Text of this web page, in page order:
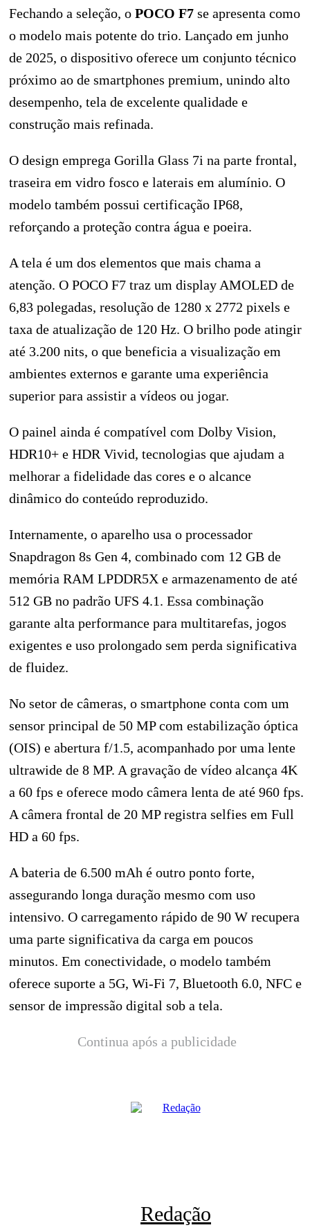
Fechando a seleção, o POCO F7 se apresenta como
o modelo mais potente do trio. Lançado em junho
de 2025, o dispositivo oferece um conjunto técnico
próximo ao de smartphones premium, unindo alto
desempenho, tela de excelente qualidade e
construção mais refinada.
O design emprega Gorilla Glass 7i na parte frontal,
traseira em vidro fosco e laterais em alumínio. O
modelo também possui certificação IP68,
reforçando a proteção contra água e poeira.
A tela é um dos elementos que mais chama a
atenção. O POCO F7 traz um display AMOLED de
6,83 polegadas, resolução de 1280 x 2772 pixels e
taxa de atualização de 120 Hz. O brilho pode atingir
até 3.200 nits, o que beneficia a visualização em
ambientes externos e garante uma experiência
superior para assistir a vídeos ou jogar.
O painel ainda é compatível com Dolby Vision,
HDR10+ e HDR Vivid, tecnologias que ajudam a
melhorar a fidelidade das cores e o alcance
dinâmico do conteúdo reproduzido.
Internamente, o aparelho usa o processador
Snapdragon 8s Gen 4, combinado com 12 GB de
memória RAM LPDDR5X e armazenamento de até
512 GB no padrão UFS 4.1. Essa combinação
garante alta performance para multitarefas, jogos
exigentes e uso prolongado sem perda significativa
de fluidez.
No setor de câmeras, o smartphone conta com um
sensor principal de 50 MP com estabilização óptica
(OIS) e abertura f/1.5, acompanhado por uma lente
ultrawide de 8 MP. A gravação de vídeo alcança 4K
a 60 fps e oferece modo câmera lenta de até 960 fps.
A câmera frontal de 20 MP registra selfies em Full
HD a 60 fps.
A bateria de 6.500 mAh é outro ponto forte,
assegurando longa duração mesmo com uso
intensivo. O carregamento rápido de 90 W recupera
uma parte significativa da carga em poucos
minutos. Em conectividade, o modelo também
oferece suporte a 5G, Wi-Fi 7, Bluetooth 6.0, NFC e
sensor de impressão digital sob a tela.
Continua após a publicidade
Redação